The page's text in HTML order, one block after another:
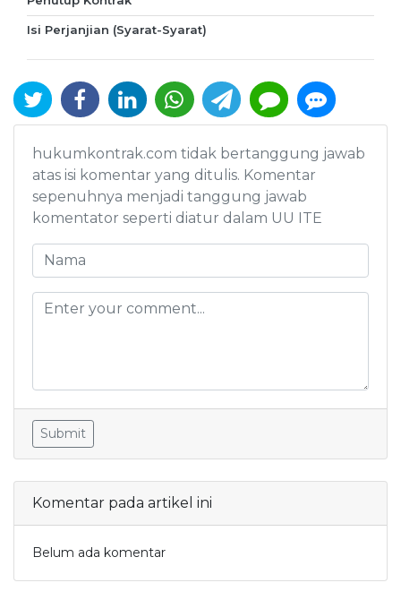
Isi Perjanjian (Syarat-Syarat)
hukumkontrak.com tidak bertanggung jawab
atas isi komentar yang ditulis. Komentar
sepenuhnya menjadi tanggung jawab
komentator seperti diatur dalam UU ITE
Submit
Komentar pada artikel ini
Belum ada komentar